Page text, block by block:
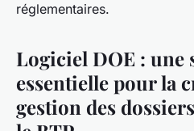
réglementaires.
Logiciel DOE : une
essentielle pour la
gestion des